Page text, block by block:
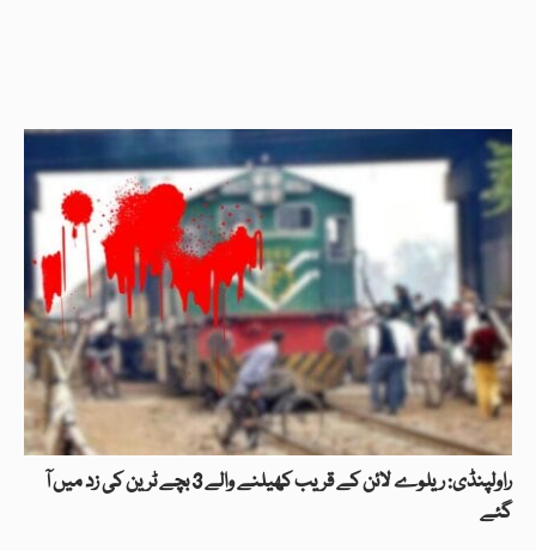
راولپنڈی: ریلوے لائن کے قریب کھیلنے والے 3 بچے ٹرین کی زد میں آ
گئے